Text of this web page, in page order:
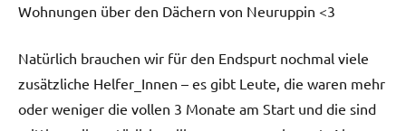
Wohnungen über den Dächern von Neuruppin <3
Natürlich brauchen wir für den Endspurt nochmal viele
zusätzliche Helfer_Innen – es gibt Leute, die waren mehr
oder weniger die vollen 3 Monate am Start und die sind